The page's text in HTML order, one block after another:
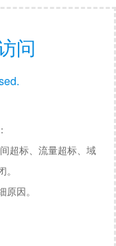
问
超标、流量超标、域
原因。